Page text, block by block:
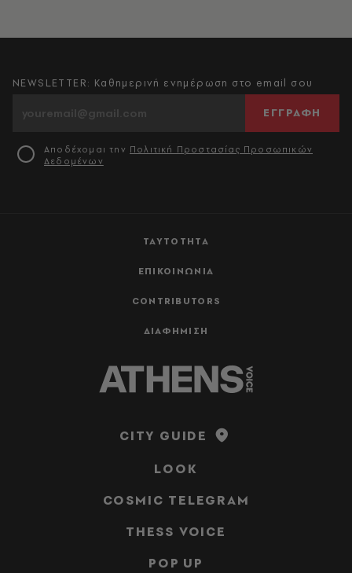
ΤΑΥΤΟΤΗΤΑ
ΕΠΙΚΟΙΝΩΝΙΑ
CONTRIBUTORS
ΔΙΑΦΗΜΙΣΗ
NEWSLETTER: Καθημερινή ενημέρωση στο email σου
ΕΓΓΡΑΦΗ
Αποδέχομαι την Πολιτική Προστασίας Προσωπικών
Δεδομένων
CITY GUIDE
LOOK
COSMIC TELEGRAM
THESS VOICE
POP UP